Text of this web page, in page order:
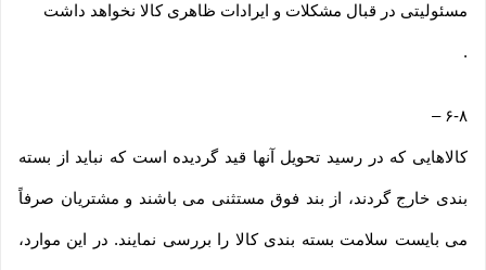
مسئولیتی در قبال مشکلات و ایرادات ظاهری کالا نخواهد داشت
.
۶-۸ –
کالاهایی که در رسید تحویل آنها قید گردیده است که نباید از بسته
بندی خارج گردند، از بند فوق مستثنی می باشند و مشتریان صرفاً
می بایست سلامت بسته بندی کالا را بررسی نمایند. در این موارد،